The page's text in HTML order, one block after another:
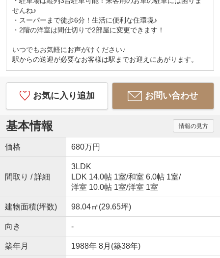
せんね♪
・スーパーまで徒歩6分！生活に便利な住環境♪
・2階の洋室は間仕切りで2部屋に変更できます！
いつでもお気軽にお声がけください♪
駅からの送迎が必要なお客様は駅までお迎えにあがります。
お気に入り追加 お問い合わせ
基本情報 情報の見方
価格 680万円
間取り / 詳細
3LDK
LDK 14.0帖 1室/和室 6.0帖 1室/
洋室 10.0帖 1室/洋室 1室
建物面積(坪数) 98.04㎡(29.65坪)
向き -
築年月 1988年 8月(築38年)